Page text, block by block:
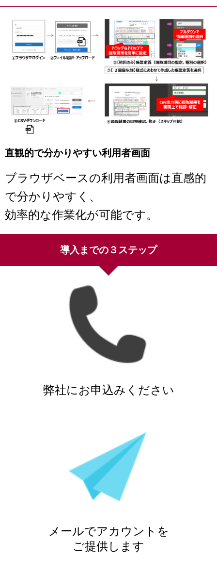
直観的で分かりやすい利用者画面
ブラウザベースの利用者画面は直感的
で分かりやすく、
効率的な作業化が可能です。
導入までの３ステップ
弊社にお申込みください
メールでアカウントを
ご提供します